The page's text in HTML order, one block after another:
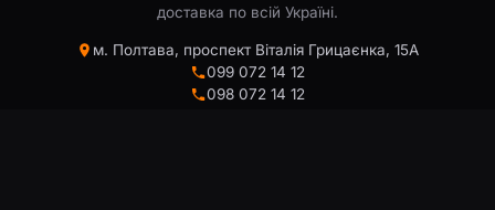
доставка по всій Україні.
м. Полтава, проспект Віталія Грицаєнка, 15А
099 072 14 12
098 072 14 12